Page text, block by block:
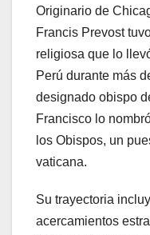
Originario de
Francis Prevost
religiosa que lo
Perú durante más
designado obispo
Francisco lo
los Obispos, un
vaticana.
Su trayectoria
acercamientos